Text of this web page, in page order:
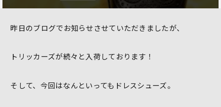
昨日のブログでお知らせさせていただきましたが、
トリッカーズが続々と入荷しております！
そして、今回はなんといってもドレスシューズ。